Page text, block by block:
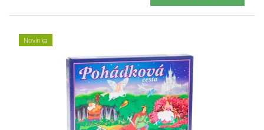
Novinka